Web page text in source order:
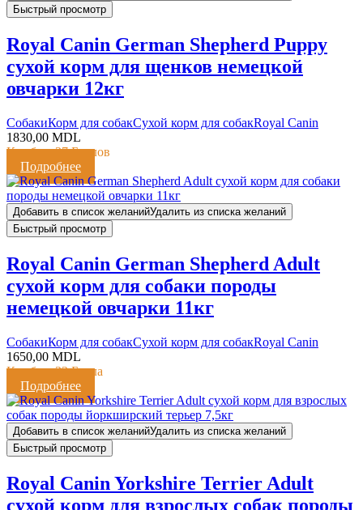
Быстрый просмотр
Royal Canin German Shepherd Puppy
сухой корм для щенков немецкой
овчарки 12кг
CобакиКорм для собакСухой корм для собакRoyal Canin
1830,00 MDL
Кешбэк:37 Баллов
Подробнее
Добавить в список желанийУдалить из списка желаний
Быстрый просмотр
Royal Canin German Shepherd Adult
сухой корм для собаки породы
немецкой овчарки 11кг
CобакиКорм для собакСухой корм для собакRoyal Canin
1650,00 MDL
Кешбэк:33 Балла
Подробнее
Добавить в список желанийУдалить из списка желаний
Быстрый просмотр
Royal Canin Yorkshire Terrier Adult
сухой корм для взрослых собак породы